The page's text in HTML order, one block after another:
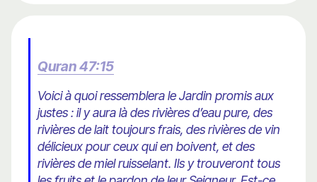
Quran 47:15
Voici à quoi ressemblera le Jardin promis aux
justes : il y aura là des rivières d’eau pure, des
rivières de lait toujours frais, des rivières de vin
délicieux pour ceux qui en boivent, et des
rivières de miel ruisselant. Ils y trouveront tous